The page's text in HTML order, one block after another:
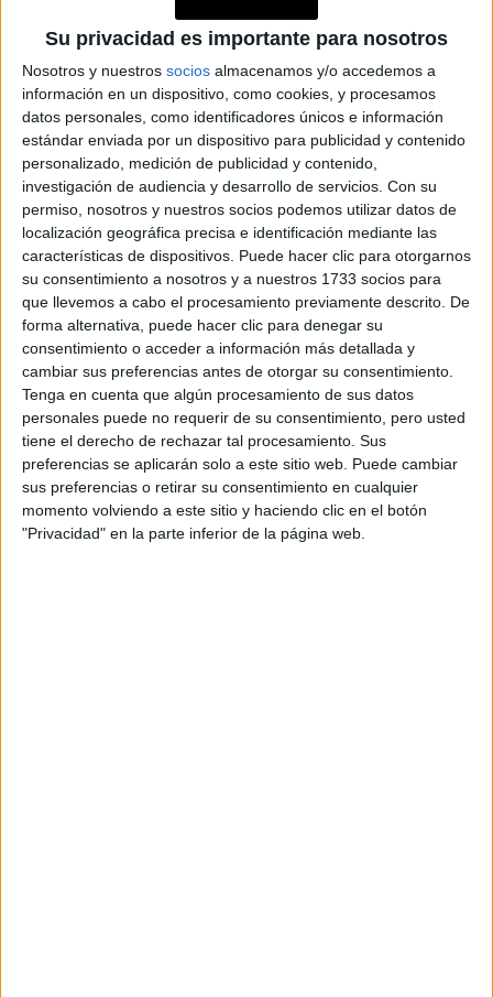
Su privacidad es importante para nosotros
Nosotros y nuestros socios almacenamos y/o accedemos a
información en un dispositivo, como cookies, y procesamos
datos personales, como identificadores únicos e información
estándar enviada por un dispositivo para publicidad y contenido
personalizado, medición de publicidad y contenido,
investigación de audiencia y desarrollo de servicios. Con su
permiso, nosotros y nuestros socios podemos utilizar datos de
localización geográfica precisa e identificación mediante las
características de dispositivos. Puede hacer clic para otorgarnos
su consentimiento a nosotros y a nuestros 1733 socios para
que llevemos a cabo el procesamiento previamente descrito. De
forma alternativa, puede hacer clic para denegar su
consentimiento o acceder a información más detallada y
cambiar sus preferencias antes de otorgar su consentimiento.
Tenga en cuenta que algún procesamiento de sus datos
personales puede no requerir de su consentimiento, pero usted
tiene el derecho de rechazar tal procesamiento. Sus
preferencias se aplicarán solo a este sitio web. Puede cambiar
sus preferencias o retirar su consentimiento en cualquier
momento volviendo a este sitio y haciendo clic en el botón
"Privacidad" en la parte inferior de la página web.
Contenidos exclusivos
Sorteos
Descuentos en publicaciones
Participación en los eventos organizados por
Editorial Perfil.
Suscribite ahora
COMPARTÍ ESTA NOTA
EN ESTA NOTA
TEMAS: SIGNOS ZODIACO
HOROSCOPO
PREDICCIONES
Comentarios